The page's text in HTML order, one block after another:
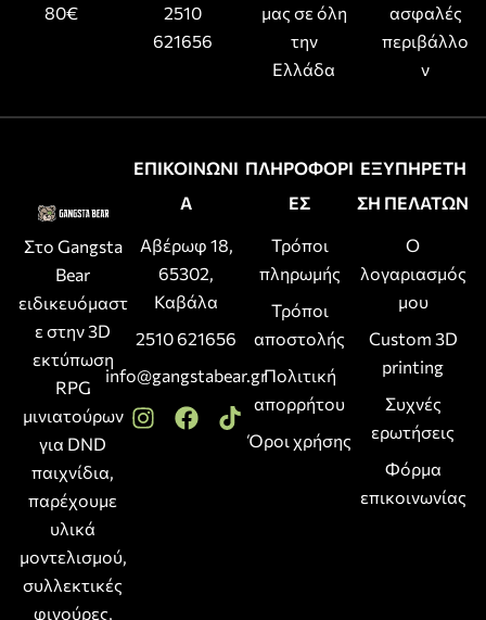
80€
2510
621656
μας σε όλη
την
Ελλάδα
ασφαλές
περιβάλλο
ν
Στο Gangsta
Bear
ειδικευόμαστ
ε στην 3D
εκτύπωση
RPG
μινιατούρων
για DND
παιχνίδια,
παρέχουμε
υλικά
μοντελισμού,
συλλεκτικές
φιγούρες,
ΕΠΙΚΟΙΝΩΝΙ
Α
Αβέρωφ 18,
65302,
Καβάλα
2510 621656
info@gangstabear.gr
ΠΛΗΡΟΦΟΡΙ
ΕΣ
Τρόποι
πληρωμής
Τρόποι
αποστολής
Πολιτική
απορρήτου
Όροι χρήσης
ΕΞΥΠΗΡΕΤΗ
ΣΗ ΠΕΛΑΤΩΝ
Ο
λογαριασμός
μου
Custom 3D
printing
Συχνές
ερωτήσεις
Φόρμα
επικοινωνίας